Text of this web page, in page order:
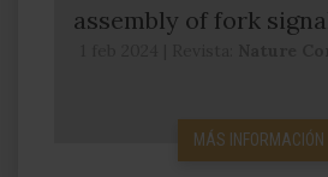
assembly of fork
MÁS INFORMACIÓN